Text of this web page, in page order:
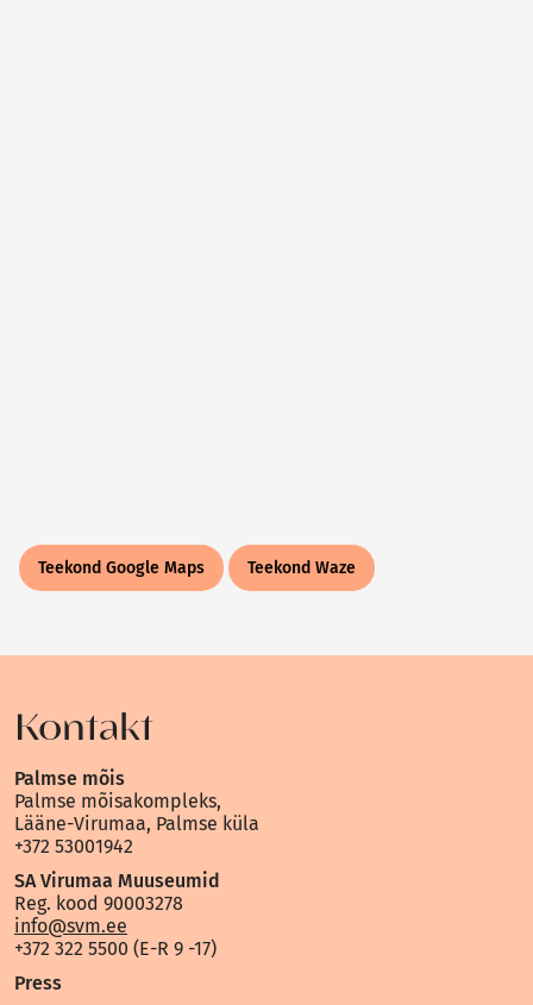
Teekond Google Maps Teekond Waze
Kontakt
Palmse mõis
Palmse mõisakompleks,
Lääne-Virumaa, Palmse küla
+372 53001942
SA Virumaa Muuseumid
Reg. kood 90003278
info@svm.ee
+372 322 5500 (E-R 9 -17)
Press